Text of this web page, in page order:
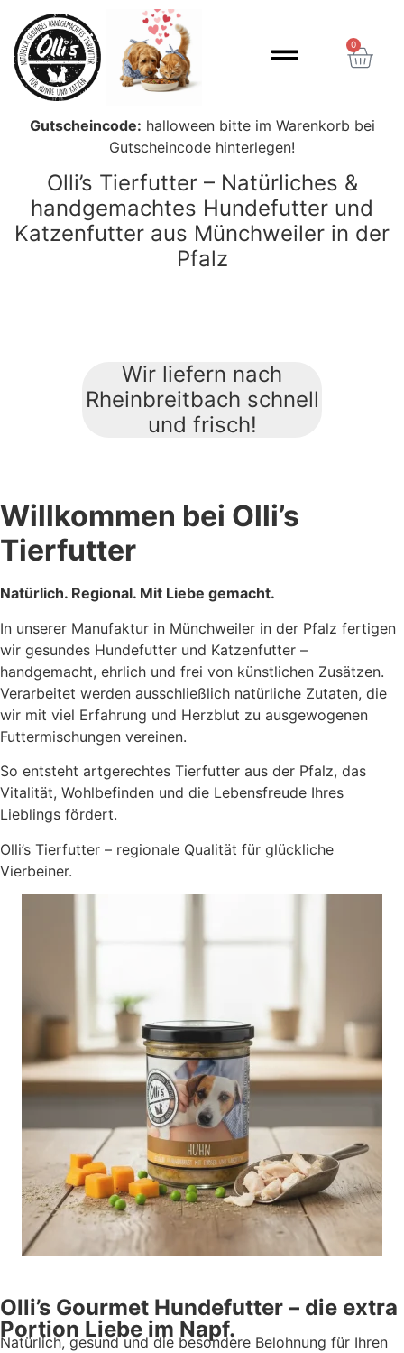
springen
0
Gutscheincode: halloween bitte im Warenkorb bei
Gutscheincode hinterlegen!
Olli’s Tierfutter – Natürliches &
handgemachtes Hundefutter und
Katzenfutter aus Münchweiler in der
Pfalz
Wir liefern nach
Rheinbreitbach schnell
und frisch!
Willkommen bei Olli’s
Tierfutter
Natürlich. Regional. Mit Liebe gemacht.
In unserer Manufaktur in Münchweiler in der Pfalz fertigen
wir gesundes Hundefutter und Katzenfutter –
handgemacht, ehrlich und frei von künstlichen Zusätzen.
Verarbeitet werden ausschließlich natürliche Zutaten, die
wir mit viel Erfahrung und Herzblut zu ausgewogenen
Futtermischungen vereinen.
So entsteht artgerechtes Tierfutter aus der Pfalz, das
Vitalität, Wohlbefinden und die Lebensfreude Ihres
Lieblings fördert.
Olli’s Tierfutter – regionale Qualität für glückliche
Vierbeiner.
Olli’s Gourmet Hundefutter – die extra
Portion Liebe im Napf.
Natürlich, gesund und die besondere Belohnung für Ihren